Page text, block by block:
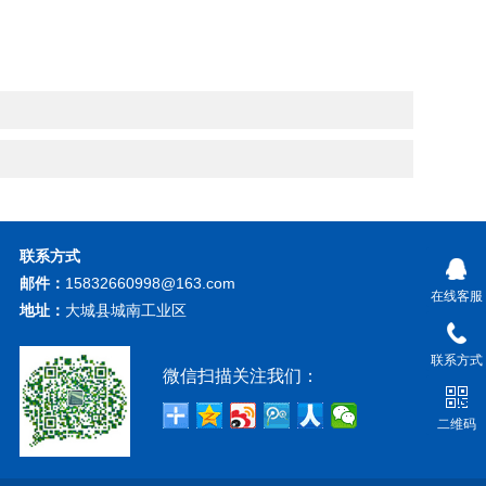
联系方式
邮件： 15832660998@163.com
地址： 大城县城南工业区
微信扫描关注我们：
在线客服
联系方式
二维码